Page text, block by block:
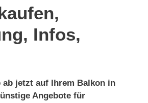
Infos,
ab jetzt auf Ihrem Balkon in
Angebote für